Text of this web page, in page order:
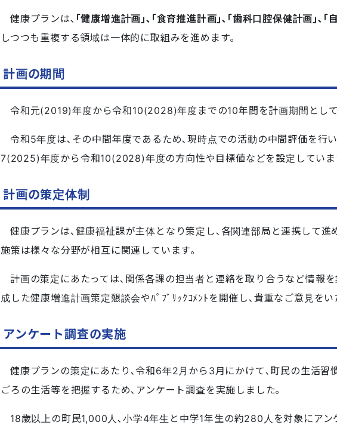
健康プランは､ ｢健康増進計画｣､｢食育推進計画｣､｢歯科口腔保健計画｣､｢
しつつも重複する領域は一体的に取組みを進めます｡
計画の期間
令和元(2019)年度から令和10(2028)年度までの10年間を計画期間とし
令和5年度は､その中間年度であるため､現時点での活動の中間評価を行
7(2025)年度から令和10(2028)年度の方向性や目標値などを設定していま
計画の策定体制
健康プランは､健康福祉課が主体となり策定し､各関連部局と連携して進
施策は様々な分野が相互に関連しています｡
計画の策定にあたっては､関係各課の担当者と連絡を取り合うなど情報
成した健康増進計画策定懇談会やﾊﾟﾌﾞﾘｯｸｺﾒﾝﾄを開催し､貴重なご意見をい
アンケート調査の実施
健康プランの策定にあたり､令和6年2月から3月にかけて､町民の生活習
ごろの生活等を把握するため､アンケート調査を実施しました｡
18歳以上の町民1,000人､小学4年生と中学1年生の約280人を対象にア